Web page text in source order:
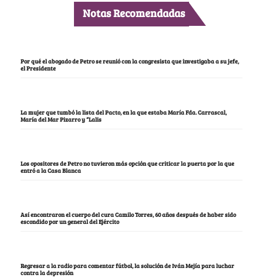
Notas Recomendadas
Por qué el abogado de Petro se reunió con la congresista que investigaba a su jefe,
el Presidente
La mujer que tumbó la lista del Pacto, en la que estaba María Fda. Carrascal,
María del Mar Pizarro y “Lalis
Los opositores de Petro no tuvieron más opción que criticar la puerta por la que
entró a la Casa Blanca
Así encontraron el cuerpo del cura Camilo Torres, 60 años después de haber sido
escondido por un general del Ejército
Regresar a la radio para comentar fútbol, la solución de Iván Mejía para luchar
contra la depresión